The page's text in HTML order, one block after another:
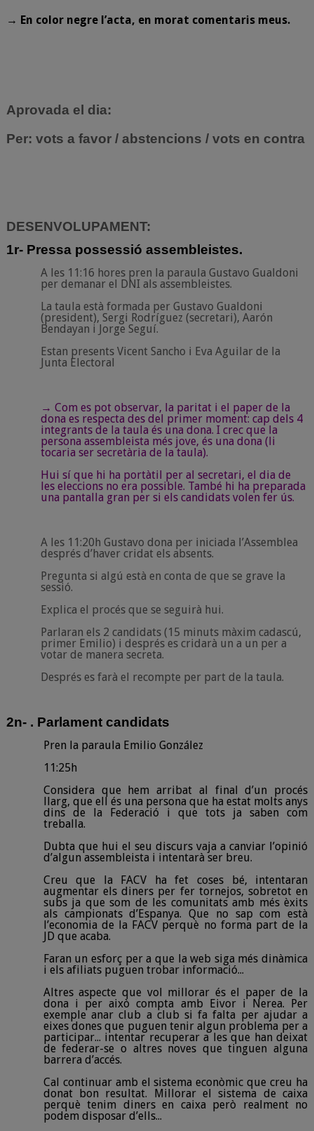
→ En color negre l’acta, en morat comentaris meus.
Aprovada el dia:
Per: vots a favor / abstencions / vots en contra
DESENVOLUPAMENT:
1r- Pressa possessió assembleistes.
A les 11:16 hores pren la paraula Gustavo Gualdoni
per demanar el DNI als assembleistes.
La taula està formada per Gustavo Gualdoni
(president), Sergi Rodríguez (secretari), Aarón
Bendayan i Jorge Seguí.
Estan presents Vicent Sancho i Eva Aguilar de la
Junta Electoral
→ Com es pot observar, la paritat i el paper de la
dona es respecta des del primer moment: cap dels 4
integrants de la taula és una dona. I crec que la
persona assembleista més jove, és una dona (li
tocaria ser secretària de la taula).
Hui sí que hi ha portàtil per al secretari, el dia de
les eleccions no era possible. També hi ha preparada
una pantalla gran per si els candidats volen fer ús.
A les 11:20h Gustavo dona per iniciada l’Assemblea
després d’haver cridat els absents.
Pregunta si algú està en conta de que se grave la
sessió.
Explica el procés que se seguirà hui.
Parlaran els 2 candidats (15 minuts màxim cadascú,
primer Emilio) i després es cridarà un a un per a
votar de manera secreta.
Després es farà el recompte per part de la taula.
2n- . Parlament candidats
Pren la paraula Emilio González
11:25h
Considera que hem arribat al final d’un procés
llarg, que ell és una persona que ha estat molts anys
dins de la Federació i que tots ja saben com
treballa.
Dubta que hui el seu discurs vaja a canviar l’opinió
d’algun assembleista i intentarà ser breu.
Creu que la FACV ha fet coses bé, intentaran
augmentar els diners per fer tornejos, sobretot en
subs ja que som de les comunitats amb més èxits
als campionats d’Espanya. Que no sap com està
l’economia de la FACV perquè no forma part de la
JD que acaba.
Faran un esforç per a que la web siga més dinàmica
i els afiliats puguen trobar informació...
Altres aspecte que vol millorar és el paper de la
dona i per això compta amb Eivor i Nerea. Per
exemple anar club a club si fa falta per ajudar a
eixes dones que puguen tenir algun problema per a
participar... intentar recuperar a les que han deixat
de federar-se o altres noves que tinguen alguna
barrera d’accés.
Cal continuar amb el sistema econòmic que creu ha
donat bon resultat. Millorar el sistema de caixa
perquè tenim diners en caixa però realment no
podem disposar d’ells...